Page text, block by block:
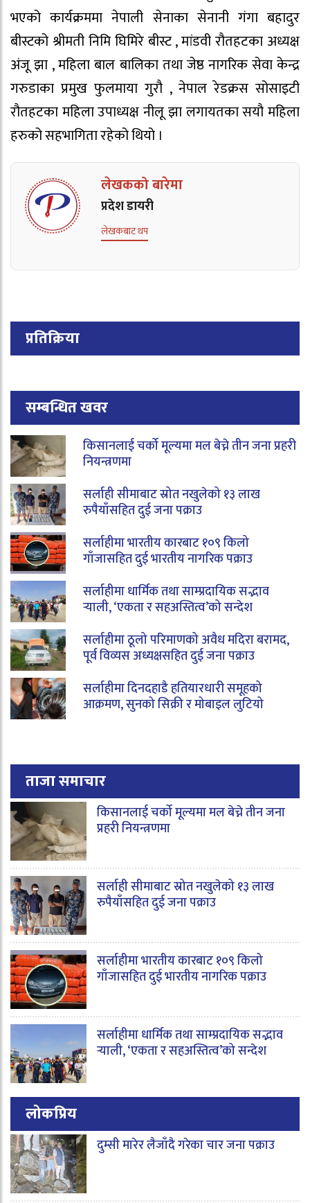
भएको कार्यक्रममा नेपाली सेनाका सेनानी गंगा बहादुर
बीस्टको श्रीमती निमि घिमिरे बीस्ट , मांडवी रौतहटका अध्यक्ष
अंजू झा , महिला बाल बालिका तथा जेष्ठ नागरिक सेवा केन्द्र
गरुडाका प्रमुख फुलमाया गुरौ , नेपाल रेडक्रस सोसाइटी
रौतहटका महिला उपाध्यक्ष नीलू झा लगायतका सयौ महिला
हरुको सहभागिता रहेको थियो ।
लेखकको बारेमा
प्रदेश डायरी
लेखकबाट थप
प्रतिक्रिया
सम्बन्धित खवर
किसानलाई चर्को मूल्यमा मल बेच्ने तीन जना प्रहरी
नियन्त्रणमा
सर्लाही सीमाबाट स्रोत नखुलेको १३ लाख
रुपैयाँसहित दुई जना पक्राउ
सर्लाहीमा भारतीय कारबाट १०९ किलो
गाँजासहित दुई भारतीय नागरिक पक्राउ
सर्लाहीमा धार्मिक तथा साम्प्रदायिक सद्भाव
र्‍याली, ‘एकता र सहअस्तित्व’को सन्देश
सर्लाहीमा ठूलो परिमाणको अवैध मदिरा बरामद,
पूर्व विव्यस अध्यक्षसहित दुई जना पक्राउ
सर्लाहीमा दिनदहाडै हतियारधारी समूहको
आक्रमण, सुनको सिक्री र मोबाइल लुटियो
ताजा समाचार
किसानलाई चर्को मूल्यमा मल बेच्ने तीन जना
प्रहरी नियन्त्रणमा
सर्लाही सीमाबाट स्रोत नखुलेको १३ लाख
रुपैयाँसहित दुई जना पक्राउ
सर्लाहीमा भारतीय कारबाट १०९ किलो
गाँजासहित दुई भारतीय नागरिक पक्राउ
सर्लाहीमा धार्मिक तथा साम्प्रदायिक सद्भाव
र्‍याली, ‘एकता र सहअस्तित्व’को सन्देश
लोकप्रिय
दुम्सी मारेर लैजाँदै गरेका चार जना पक्राउ